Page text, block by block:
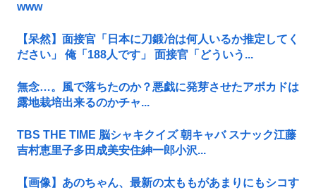
www
【呆然】面接官「日本に刀鍛冶は何人いるか推定してく
ださい」 俺「188人です」 面接官「どういう...
無念…。風で落ちたのか？悪戯に発芽させたアボカドは
露地栽培出来るのかチャ...
TBS THE TIME 脳シャキクイズ 朝キャバ スナック江藤
吉村恵里子多田成美安住紳一郎小沢...
【画像】あのちゃん、最新の太ももがあまりにもシコす